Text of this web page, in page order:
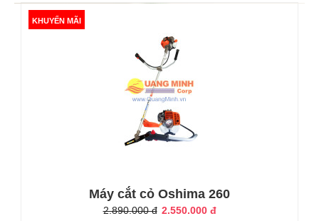
Máy xịt rửa áp lực Yamaha YMH2000
3.950.000 đ 2.300.000 đ
- Máy xịt rửa áp lực YMH2000 là mẫu rửa xe gia đình được
sản xuất trên công nghệ hiện đại của Yamaha, tích hợp với
ôtô- Xịt rửa sân vườn, hoặc những dụng cụ cần tẩy rửa- Sử
dụng trong rửa xe gia đình, nhà xưởng, và các hộ rửa..
KHUYẾN MÃI
Máy cắt cỏ Oshima 260
2.890.000 đ 2.550.000 đ